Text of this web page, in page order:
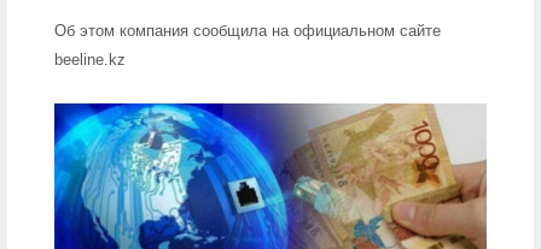
Об этом компания сообщила на официальном сайте
beeline.kz